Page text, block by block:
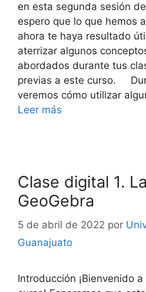
en esta segunda sesión
espero que lo que hemos
ahora te haya resultado
aterrizar algunos
abordados durante tus
previas a este curso.
veremos cómo utilizar
Leer más
Clase digital 1.
GeoGebra
5 de abril de 2022 por
Guanajuato
Introducción ¡Bienvenido